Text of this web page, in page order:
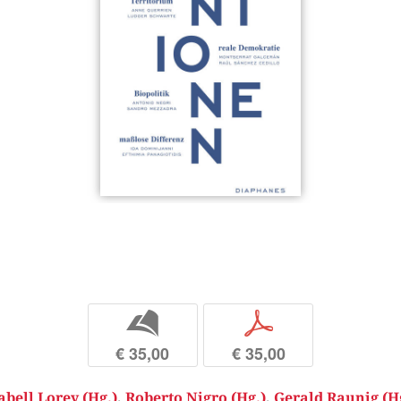
b
€ 35,00
p
€ 35,00